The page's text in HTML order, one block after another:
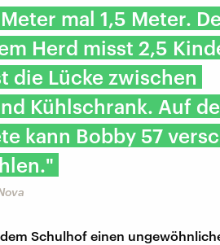
mal 1,5 Meter.
Herd misst 2,5
die Lücke zwischen
Kühlschrank. Auf
kann Bobby 57
Schulhof einen